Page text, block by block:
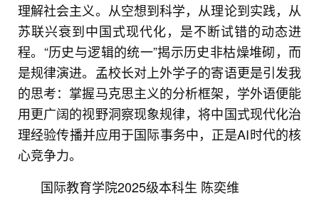
理解社会主义。从空想到科学，从理论到实践，从
苏联兴衰到中国式现代化，是不断试错的动态进
程。“历史与逻辑的统一”揭示历史非枯燥堆砌，而
是规律演进。孟校长对上外学子的寄语更是引发我
的思考：掌握马克思主义的分析框架，学外语便能
用更广阔的视野洞察现象规律，将中国式现代化治
理经验传播并应用于国际事务中，正是AI时代的核
心竞争力。
国际教育学院2025级本科生 陈奕维